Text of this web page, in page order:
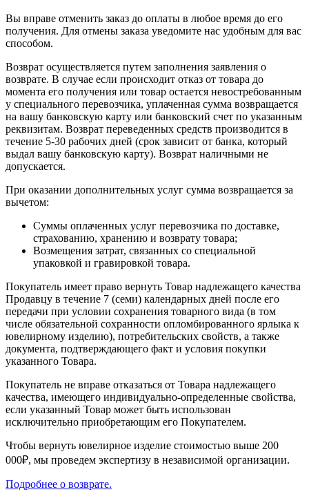
Вы вправе отменить заказ до оплаты в любое время до его
получения. Для отмены заказа уведомите нас удобным для вас
способом.
Возврат осуществляется путем заполнения заявления о
возврате. В случае если происходит отказ от товара до
момента его получения или товар остается невостребованным
у специального перевозчика, уплаченная сумма возвращается
на вашу банковскую карту или банковский счет по указанным
реквизитам. Возврат переведенных средств производится в
течение 5-30 рабочих дней (срок зависит от банка, который
выдал вашу банковскую карту). Возврат наличными не
допускается.
При оказании дополнительных услуг сумма возвращается за
вычетом:
Суммы оплаченных услуг перевозчика по доставке,
страхованию, хранению и возврату товара;
Возмещения затрат, связанных со специальной
упаковкой и гравировкой товара.
Покупатель имеет право вернуть Товар надлежащего качества
Продавцу в течение 7 (семи) календарных дней после его
передачи при условии сохранения товарного вида (в том
числе обязательной сохранности опломбированного ярлыка к
ювелирному изделию), потребительских свойств, а также
документа, подтверждающего факт и условия покупки
указанного Товара.
Покупатель не вправе отказаться от Товара надлежащего
качества, имеющего индивидуально-определенные свойства,
если указанный Товар может быть использован
исключительно приобретающим его Покупателем.
Чтобы вернуть ювелирное изделие стоимостью выше 200
000₽, мы проведем экспертизу в независимой организации.
Подробнее о возврате.